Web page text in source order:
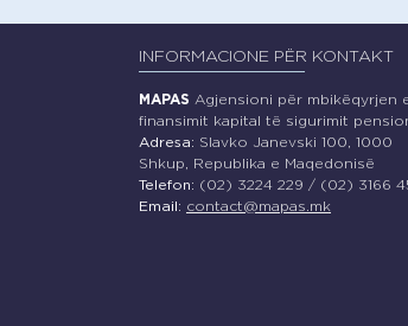
INFORMACIONE PËR KONTAKT
MAPAS Agjensioni për mbikëqyrjen
finansimit kapital të sigurimit
Adresa: Slavko Janevski 100, 1000
Shkup, Republika e Maqedonisë
Telefon: (02) 3224 229 / (02) 3166
Email: contact@mapas.mk